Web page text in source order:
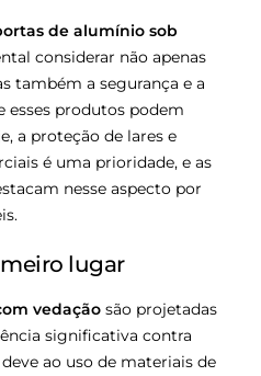
de alumínio sob
considerar não apenas
também a segurança e a
esses produtos podem
a proteção de lares e
é uma prioridade, e as
nesse aspecto por
lugar
vedação são projetadas
significativa contra
ao uso de materiais de